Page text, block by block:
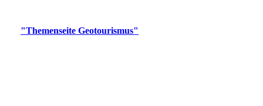
"Themenseite Geotourismus"